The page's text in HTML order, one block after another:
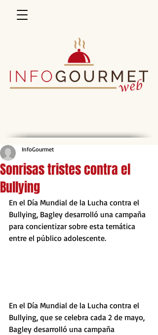
Sonrisas tristes contra el
Bullying
InfoGourmet
En el Día Mundial de la Lucha contra el
Bullying, Bagley desarrolló una campaña
para concientizar sobre esta temática
entre el público adolescente.
En el Día Mundial de la Lucha contra el
Bullying, que se celebra cada 2 de mayo,
Bagley desarrolló una campaña